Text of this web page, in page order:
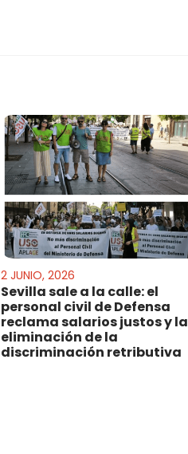
2 JUNIO, 2026
Sevilla sale a la calle: el
personal civil de Defensa
reclama salarios justos y la
eliminación de la
discriminación retributiva